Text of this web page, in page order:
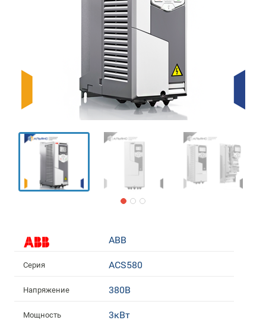
ABB
Серия ACS580
Напряжение 380В
Мощность 3кВт